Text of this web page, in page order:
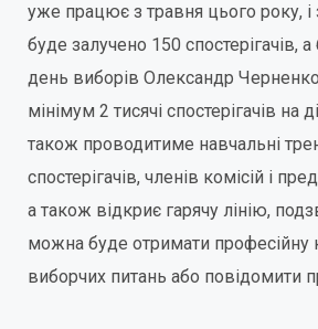
уже працює з травня цього року, і
буде залучено 150 спостерігачів,
день виборів Олександр
мінімум 2 тисячі спостерігачів на
також проводитиме навчальні
спостерігачів, членів комісій і
а також відкриє гарячу лінію,
можна буде отримати професійну
виборчих питань або повідомити